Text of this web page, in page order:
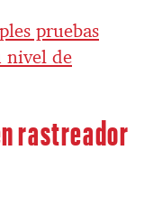
pruebas
nivel de
rastreador